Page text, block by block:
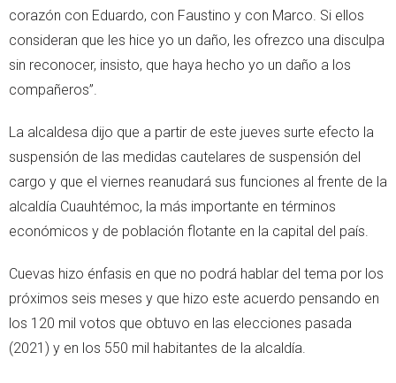
corazón con Eduardo, con Faustino y con Marco. Si ellos
consideran que les hice yo un daño, les ofrezco una disculpa
sin reconocer, insisto, que haya hecho yo un daño a los
compañeros”.
La alcaldesa dijo que a partir de este jueves surte efecto la
suspensión de las medidas cautelares de suspensión del
cargo y que el viernes reanudará sus funciones al frente de la
alcaldía Cuauhtémoc, la más importante en términos
económicos y de población flotante en la capital del país.
Cuevas hizo énfasis en que no podrá hablar del tema por los
próximos seis meses y que hizo este acuerdo pensando en
los 120 mil votos que obtuvo en las elecciones pasada
(2021) y en los 550 mil habitantes de la alcaldía.